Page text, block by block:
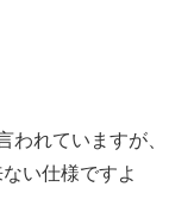
われていますが、
い仕様ですよ